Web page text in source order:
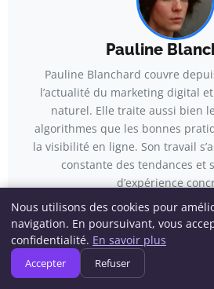
Pauline
Pauline Blanchard couvre
l’actualité du marketing digital
naturel. Elle traite aussi bien
algorithmes que les bonnes
la visibilité en ligne. Son travail
constante des tendances et
d’expérience
Voir tous les
Nous utilisons des cookies pour
navigation. En poursuivant, vous
confidentialité. En savoir plus
Accepter Refuser